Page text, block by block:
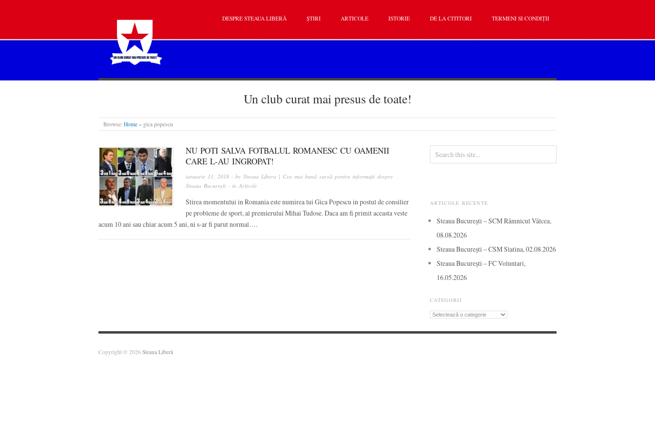
STEAUA LIBERĂ
DESPRE STEAUA LIBERĂ ȘTIRI ARTICOLE ISTORIE DE LA CITITORI TERMENI SI CONDIȚII
Un club curat mai presus de toate!
Browse: Home » gica popescu
NU POTI SALVA FOTBALUL ROMANESC CU OAMENII
CARE L-AU INGROPAT!
ianuarie 11, 2018 · by Steaua Libera | Cea mai bună sursă pentru informații despre
Steaua București · in Articole
Stirea momentului in Romania este numirea lui Gica Popescu in postul de consilier
pe probleme de sport, al premierului Mihai Tudose. Daca am fi primit aceasta veste
acum 10 ani sau chiar acum 5 ani, ni s-ar fi parut normal….
ARTICOLE RECENTE
Steaua București – SCM Râmnicul Vâlcea,
08.08.2026
Steaua București – CSM Slatina, 02.08.2026
Steaua București – FC Voluntari,
16.05.2026
CATEGORII
Categorii
Copyright © 2026 Steaua Liberă